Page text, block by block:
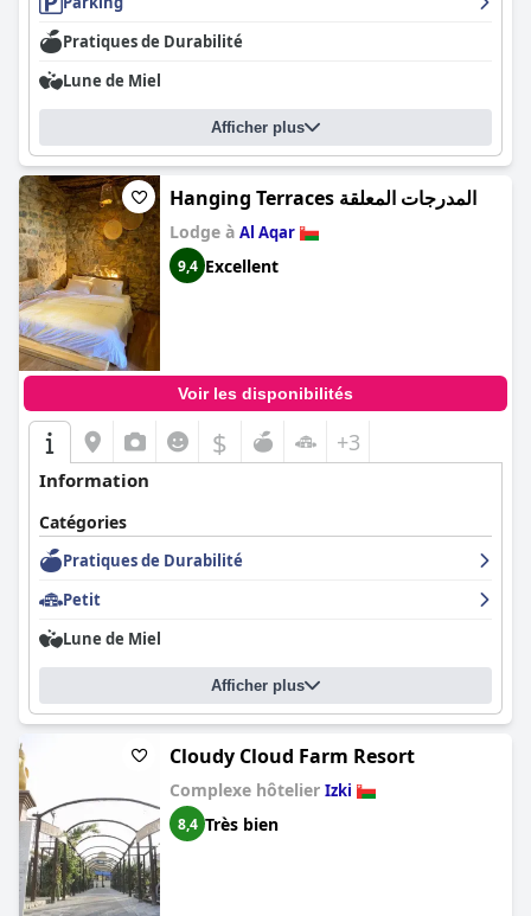
Pratiques de Durabilité
Lune de Miel
Afficher plus
Hanging Terraces المدرجات المعلقة
Lodge à Al Aqar
9,4 Excellent
Voir les disponibilités
$ +3
Information
Catégories
Pratiques de Durabilité
Petit
Lune de Miel
Afficher plus
Cloudy Cloud Farm Resort
Complexe hôtelier Izki
8,4 Très bien